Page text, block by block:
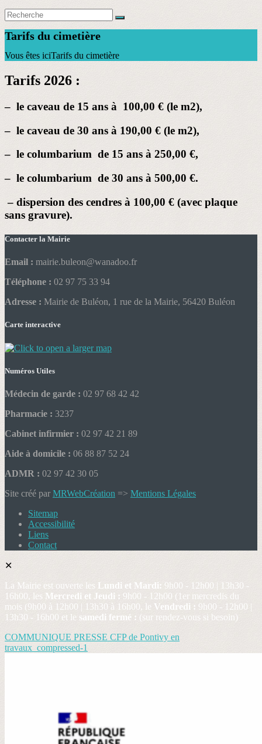
Tarifs du cimetière
Vous êtes iciTarifs du cimetière
Tarifs 2026 :
– le caveau de 15 ans à 100,00 € (le m2),
– le caveau de 30 ans à 190,00 € (le m2),
– le columbarium de 15 ans à 250,00 €,
– le columbarium de 30 ans à 500,00 €.
– dispersion des cendres à 100,00 € (avec plaque
sans gravure).
Contacter la Mairie
Email : mairie.buleon@wanadoo.fr
Téléphone : 02 97 75 33 94
Adresse : Mairie de Buléon, 1 rue de la Mairie, 56420 Buléon
Carte interactive
Numéros Utiles
Médecin de garde : 02 97 68 42 42
Pharmacie : 3237
Cabinet infirmier : 02 97 42 21 89
Aide à domicile : 06 88 87 52 24
ADMR : 02 97 42 30 05
Site créé par MRWebCréation => Mentions Légales
Sitemap
Accessibilité
Liens
Contact
✕
La Mairie est ouverte les Lundi et Mardi: 9h00 - 12h00 | 13h30 -
16h00, les Mercredi et Jeudi : 9h00 - 12h00 (1er mercredis du
mois (9h00 à 12h00 | 13h30 à 16h00, le Vendredi : 9h00 - 12h00 |
13h30 - 16h00 et le samedi fermé : (sur rendez-vous si besoin)
COMMUNIQUE PRESSE CFP de Pontivy en
travaux_compressed-1